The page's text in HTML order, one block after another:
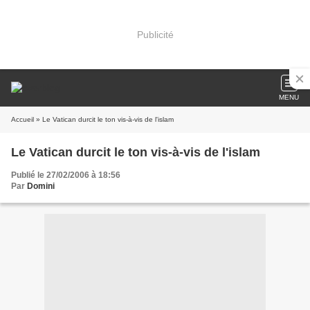
Publicité
MENU
Accueil » Le Vatican durcit le ton vis-à-vis de l'islam
Le Vatican durcit le ton vis-à-vis de l'islam
Publié le 27/02/2006 à 18:56
Par Domini